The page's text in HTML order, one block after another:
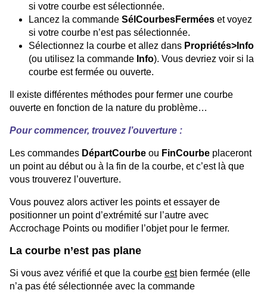
si votre courbe est sélectionnée.
Lancez la commande SélCourbesFermées et voyez
si votre courbe n’est pas sélectionnée.
Sélectionnez la courbe et allez dans Propriétés>Info
(ou utilisez la commande Info). Vous devriez voir si la
courbe est fermée ou ouverte.
Il existe différentes méthodes pour fermer une courbe
ouverte en fonction de la nature du problème…
Pour commencer, trouvez l’ouverture :
Les commandes DépartCourbe ou FinCourbe placeront
un point au début ou à la fin de la courbe, et c’est là que
vous trouverez l’ouverture.
Vous pouvez alors activer les points et essayer de
positionner un point d’extrémité sur l’autre avec
Accrochage Points ou modifier l’objet pour le fermer.
La courbe n’est pas plane
Si vous avez vérifié et que la courbe estbien fermée (elle
n’a pas été sélectionnée avec la commande